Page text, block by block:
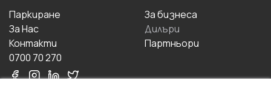
Паркиране
За Hас
Контакти
0700 70 270
За бизнесa
Дилъри
Партньори